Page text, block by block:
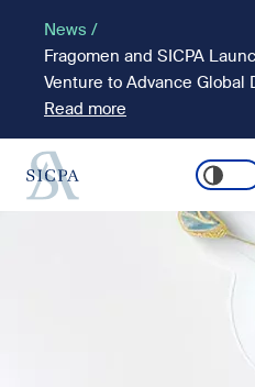
contenido
principal
News /
Fragomen and SICPA
Venture to Advance
Read more
Main